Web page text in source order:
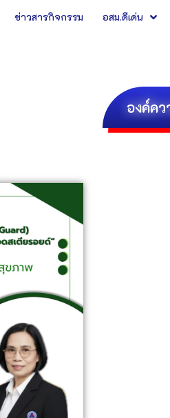
ข่าวสารกิจกรรม อสม.ดีเด่น
องค์ค